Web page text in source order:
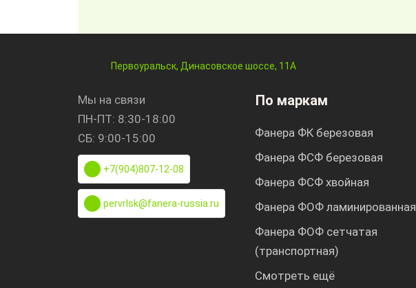
Первоуральск, Динасовское шоссе, 11А
Мы на связи
ПН-ПТ: 8:30-18:00
СБ: 9:00-15:00
+7(904)807-12-08
pervrlsk@fanera-russia.ru
По маркам
Фанера ФК березовая
Фанера ФСФ березовая
Фанера ФСФ хвойная
Фанера ФОФ ламинированная
Фанера ФОФ сетчатая
(транспортная)
Смотреть ещё